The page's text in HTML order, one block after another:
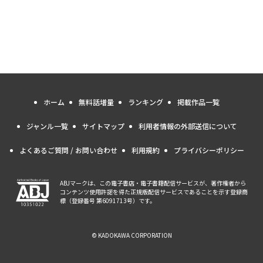
ホーム 無料話増量 ランキング 掲載作品一覧
ジャンル一覧 サイトマップ 利用者情報の外部送信について
よくあるご質問 / お問い合わせ 利用規約 プライバシーポリシー
ABJマークは、この電子書店・電子書籍配信サービスが、著作権者から
コンテンツ使用許諾を得た正規版配信サービスであることを示す登録商
標（登録番号 第6091713号）です。
© KADOKAWA CORPORATION